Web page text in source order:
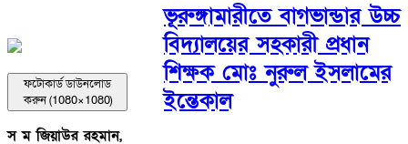
ফটোকার্ড ডাউনলোড
করুন (1080×1080)
স ম জিয়াউর রহমান,
ভূরুঙ্গামারীতে বাগভান্ডার উচ্চ
বিদ্যালয়ের সহকারী প্রধান
শিক্ষক মোঃ নুরুল ইসলামের
ইন্তেকাল